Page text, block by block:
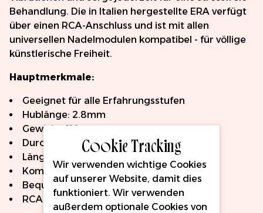
Behandlung. Die in Italien hergestellte ERA verfügt
über einen RCA-Anschluss und ist mit allen
universellen Nadelmodulen kompatibel - für völlige
künstlerische Freiheit.
Hauptmerkmale:
Geeignet für alle Erfahrungsstufen
Hublänge: 2.8mm
Gewicht: 110g
Durchmesser: 23.5mm
Länge: 113mm
Kompatibel mit Universal-Nadelmodulen
Bequemes, ausgewogenes Design
RCA-Anschluss
Cookie Tracking
Wir verwenden wichtige Cookies
auf unserer Website, damit dies
funktioniert. Wir verwenden
außerdem optionale Cookies von